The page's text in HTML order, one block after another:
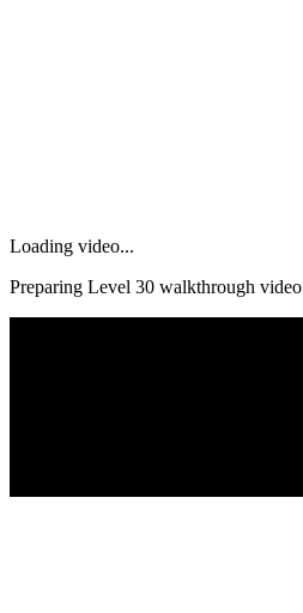
Loading video...
Preparing Level 30 walkthrough video